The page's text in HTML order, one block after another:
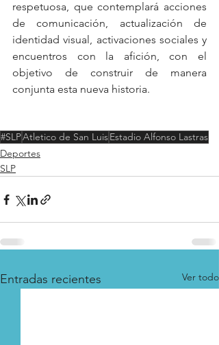
respetuosa, que contemplará acciones
de comunicación, actualización de
identidad visual, activaciones sociales y
encuentros con la afición, con el
objetivo de construir de manera
conjunta esta nueva historia.
#SLPAtletico de San LuisEstadio Alfonso Lastras
Deportes
SLP
Entradas recientes Ver todo